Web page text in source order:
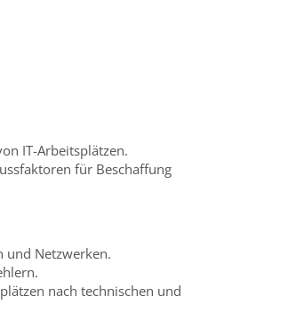
IT-Arbeitsplätzen.
für Beschaffung
und Netzwerken.
nach technischen und